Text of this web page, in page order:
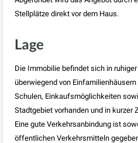
Stellplätze direkt vor dem Haus.
Lage
Die Immobilie befindet sich in
überwiegend von
Schulen, Einkaufsmöglichkeiten
Stadtgebiet vorhanden und in kurzer
Eine gute Verkehrsanbindung ist
öffentlichen Verkehrsmitteln